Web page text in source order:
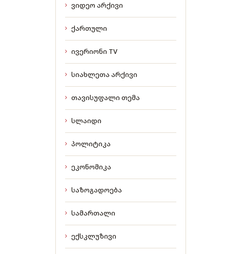
ვიდეო არქივი
ქართული
ივერიონი TV
სიახლეთა არქივი
თავისუფალი თემა
სლაიდი
პოლიტიკა
ეკონომიკა
საზოგადოება
სამართალი
ექსკლუზივი